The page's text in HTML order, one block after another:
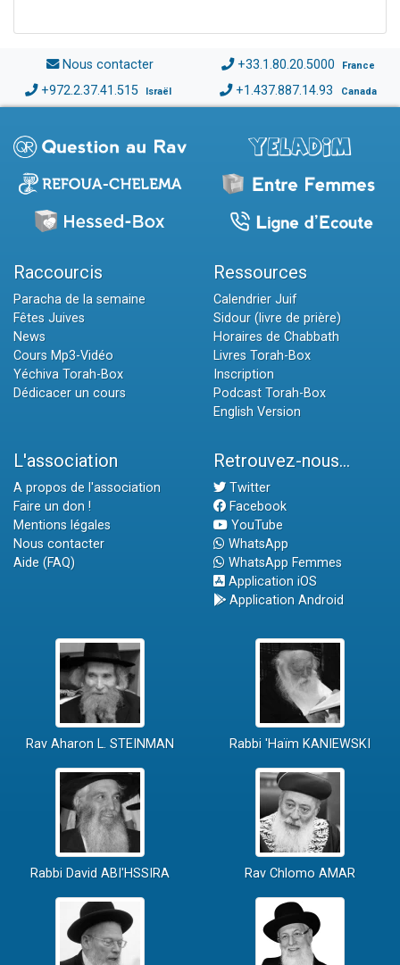
Nous contacter +33.1.80.20.5000 France
+972.2.37.41.515 Israël +1.437.887.14.93 Canada
Raccourcis
Paracha de la semaine
Fêtes Juives
News
Cours Mp3-Vidéo
Yéchiva Torah-Box
Dédicacer un cours
Ressources
Calendrier Juif
Sidour (livre de prière)
Horaires de Chabbath
Livres Torah-Box
Inscription
Podcast Torah-Box
English Version
L'association
A propos de l'association
Faire un don !
Mentions légales
Nous contacter
Aide (FAQ)
Retrouvez-nous...
Twitter
Facebook
YouTube
WhatsApp
WhatsApp Femmes
Application iOS
Application Android
Rav Aharon L. STEINMAN Rabbi 'Haïm KANIEWSKI
Rabbi David ABI'HSSIRA Rav Chlomo AMAR